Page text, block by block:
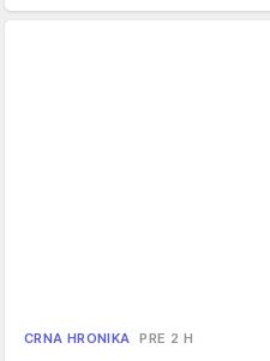
CRNA HRONIKA PRE 2 H